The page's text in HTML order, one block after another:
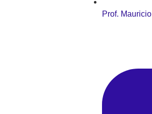
Prof. Mauricio